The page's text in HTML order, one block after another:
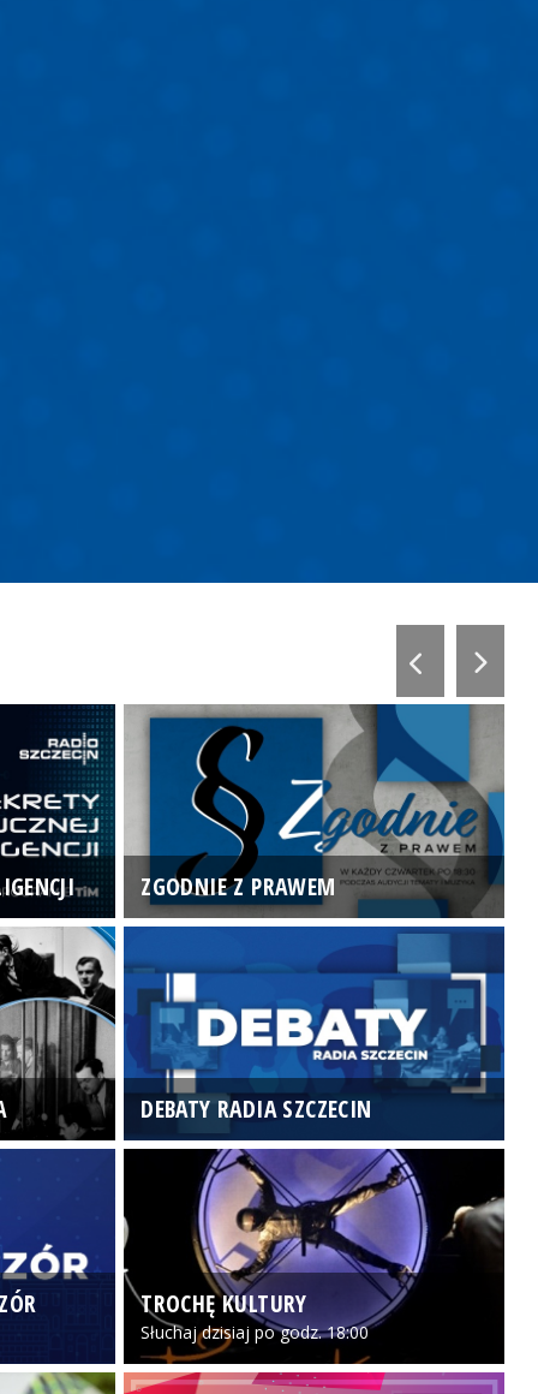
ZGODNIE Z PRAWEM
DEBATY RADIA SZCZECIN
TROCHĘ KULTURY
Słuchaj dzisiaj po godz. 18:00